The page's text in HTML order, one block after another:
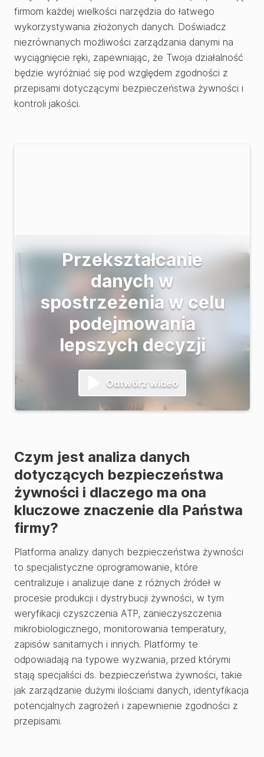
firmom każdej wielkości narzędzia do łatwego
wykorzystywania złożonych danych. Doświadcz
niezrównanych możliwości zarządzania danymi na
wyciągnięcie ręki, zapewniając, że Twoja działalność
będzie wyróżniać się pod względem zgodności z
przepisami dotyczącymi bezpieczeństwa żywności i
kontroli jakości.
Przekształcanie
danych w
spostrzeżenia w celu
podejmowania
lepszych decyzji
Odtwórz wideo
Czym jest analiza danych
dotyczących bezpieczeństwa
żywności i dlaczego ma ona
kluczowe znaczenie dla Państwa
firmy?
Platforma analizy danych bezpieczeństwa żywności
to specjalistyczne oprogramowanie, które
centralizuje i analizuje dane z różnych źródeł w
procesie produkcji i dystrybucji żywności, w tym
weryfikacji czyszczenia ATP, zanieczyszczenia
mikrobiologicznego, monitorowania temperatury,
zapisów sanitarnych i innych. Platformy te
odpowiadają na typowe wyzwania, przed którymi
stają specjaliści ds. bezpieczeństwa żywności, takie
jak zarządzanie dużymi ilościami danych, identyfikacja
potencjalnych zagrożeń i zapewnienie zgodności z
przepisami.